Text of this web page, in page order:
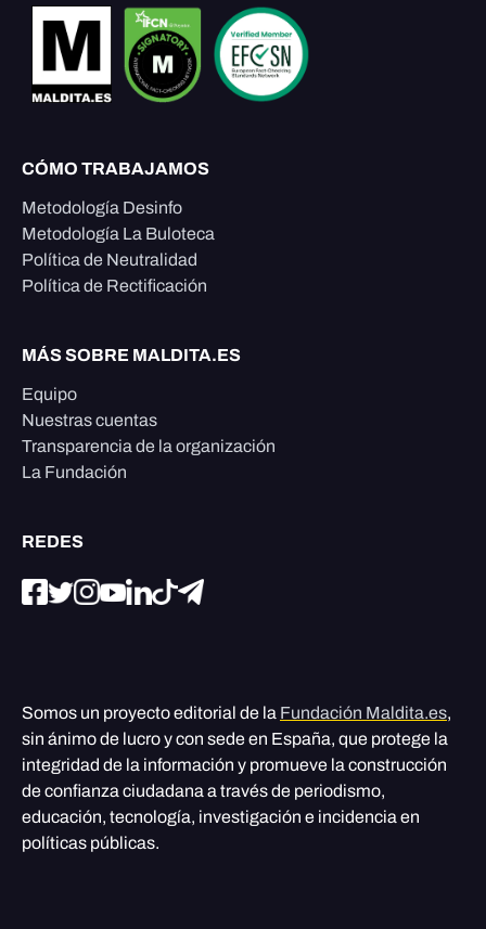
CÓMO TRABAJAMOS
Metodología Desinfo
Metodología La Buloteca
Política de Neutralidad
Política de Rectificación
MÁS SOBRE MALDITA.ES
Equipo
Nuestras cuentas
Transparencia de la organización
La Fundación
REDES
Somos un proyecto editorial de la Fundación Maldita.es,
sin ánimo de lucro y con sede en España, que protege la
integridad de la información y promueve la construcción
de confianza ciudadana a través de periodismo,
educación, tecnología, investigación e incidencia en
políticas públicas.